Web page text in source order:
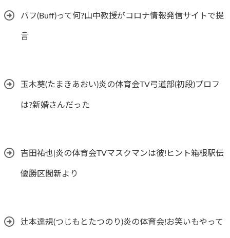
バフ(Buff)って何?山中教授がコロナ情報発信サイトで提
言
玉木葵(たまきあおい)炎の体育会TV弓道部(初段)プロフ
は?新婚さんだった
吉田祐也|炎の体育会TVマスクマンは彼!ヒント箱根駅伝
優勝区間新より
辻本達規(つじもとたつのり)炎の体育会!お笑いもやって